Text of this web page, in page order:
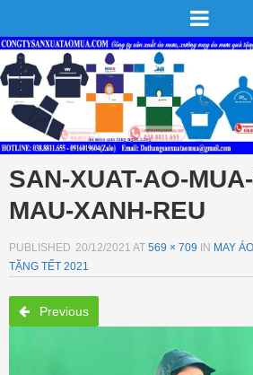
SAN-XUAT-AO-
MAU-XANH-REU
PUBLISHED 20/12/2021 AT 569 × 709 IN MAY
TẶNG TẾT 2021
Previous